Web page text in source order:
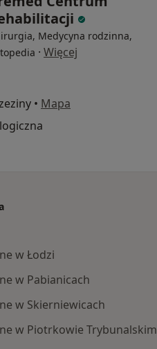
Medycyna rodzinna,
· Więcej
• Mapa
w Łodzi
w Pabianicach
w Skierniewicach
w Piotrkowie Trybunalskim